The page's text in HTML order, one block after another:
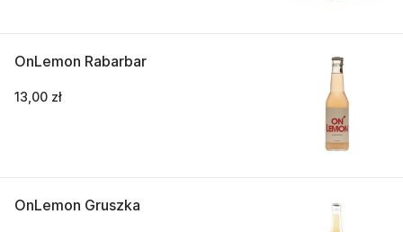
OnLemon Rabarbar
13,00 zł
OnLemon Gruszka